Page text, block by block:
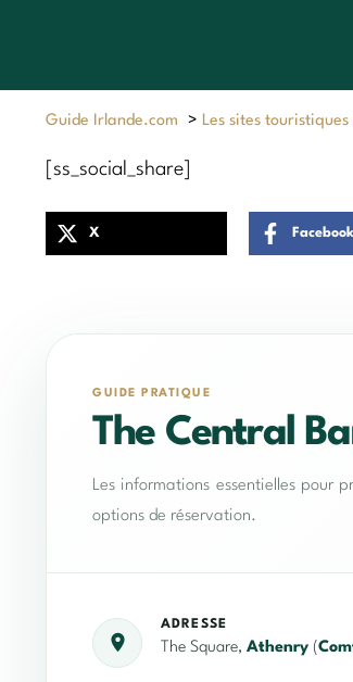
Guide Irlande.com > Les sites
[ss_social_share]
X Facebook
GUIDE PRATIQUE
The Central
Les informations essentielles pour
options de réservation.
ADRESSE
The Square, Athenry (